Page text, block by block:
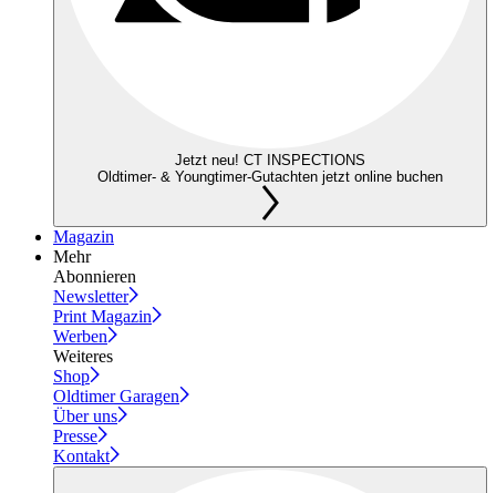
Jetzt neu! CT INSPECTIONS
Oldtimer- & Youngtimer-Gutachten jetzt online buchen
Magazin
Mehr
Abonnieren
Newsletter
Print Magazin
Werben
Weiteres
Shop
Oldtimer Garagen
Über uns
Presse
Kontakt